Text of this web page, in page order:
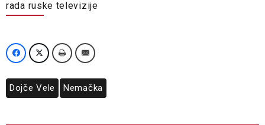
rada ruske televizije
Dojče Vele Nemačka